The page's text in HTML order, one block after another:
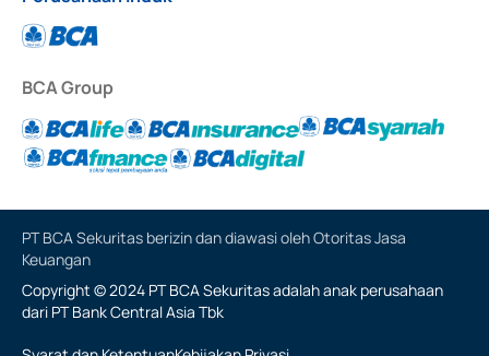
BCA Group
PT BCA Sekuritas berizin dan diawasi oleh Otoritas Jasa
Keuangan
Copyright © 2024 PT BCA Sekuritas adalah anak perusahaan
dari PT Bank Central Asia Tbk